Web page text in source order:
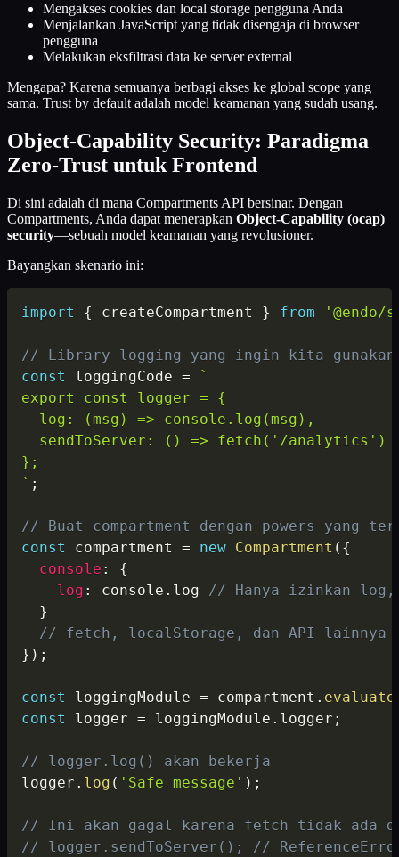
Mengakses cookies dan local storage pengguna Anda
Menjalankan JavaScript yang tidak disengaja di browser
pengguna
Melakukan eksfiltrasi data ke server external
Mengapa? Karena semuanya berbagi akses ke global scope yang
sama. Trust by default adalah model keamanan yang sudah usang.
Object-Capability Security: Paradigma
Zero-Trust untuk Frontend
Di sini adalah di mana Compartments API bersinar. Dengan
Compartments, Anda dapat menerapkan Object-Capability (ocap)
security—sebuah model keamanan yang revolusioner.
Bayangkan skenario ini:
import { createCompartment } from '@endo/
// Library logging yang ingin kita
const
loggingCode =
`
export const logger = {
  log: (msg) => console.log(msg),
sendToServer: () => fetch('/analytics')
` ;
// Buat compartment dengan powers yang
const
compartment = new Compartment ( {
console :
{
log : console . log // Hanya izinkan log,
}
// fetch, localStorage, dan API lainnya
} ) ;
const loggingModule = compartment . evaluate
const
logger = loggingModule . logger ;
// logger.log() akan bekerja
logger . log ( 'Safe message' ) ;
// Ini akan gagal karena fetch tidak ada
// logger.sendToServer(); //